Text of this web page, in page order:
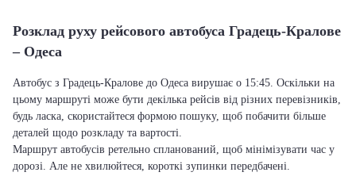
Розклад руху рейсового автобуса Градець-Кралове
– Одеса
Автобус з Градець-Кралове до Одеса вирушає о 15:45. Оскільки на
цьому маршруті може бути декілька рейсів від різних перевізників,
будь ласка, скористайтеся формою пошуку, щоб побачити більше
деталей щодо розкладу та вартості.
Маршрут автобусів ретельно спланований, щоб мінімізувати час у
дорозі. Але не хвилюйтеся, короткі зупинки передбачені.